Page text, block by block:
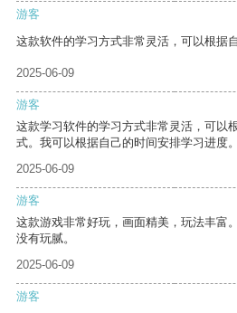
游客
这款软件的学习方式非常灵活，可以根据
2025-06-09
游客
这款学习软件的学习方式非常灵活，可以
式。我可以根据自己的时间安排学习进度。
2025-06-09
游客
这款游戏非常好玩，画面精美，玩法丰富
没有玩腻。
2025-06-09
游客